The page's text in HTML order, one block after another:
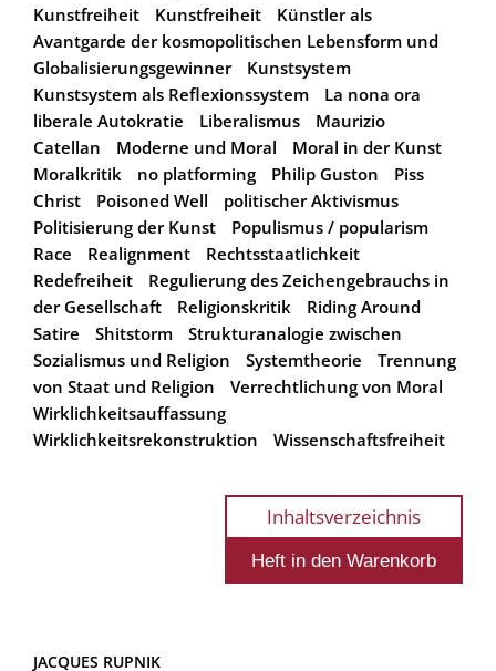
Kunstfreiheit
Kunstfreiheit
Künstler als
Avantgarde der kosmopolitischen Lebensform und
Globalisierungsgewinner
Kunstsystem
Kunstsystem als Reflexionssystem
La nona ora
liberale Autokratie
Liberalismus
Maurizio
Catellan
Moderne und Moral
Moral in der Kunst
Moralkritik
no platforming Philip Guston
Piss
Christ
Poisoned Well
politischer Aktivismus
Politisierung der Kunst
Populismus / popularism
Race
Realignment
Rechtsstaatlichkeit
Redefreiheit
Regulierung des Zeichengebrauchs in
der Gesellschaft
Religionskritik
Riding Around
Satire
Shitstorm
Strukturanalogie zwischen
Sozialismus und Religion
Systemtheorie
Trennung
von Staat und Religion
Verrechtlichung von Moral
Wirklichkeitsauffassung
Wirklichkeitsrekonstruktion
Wissenschaftsfreiheit
Inhaltsverzeichnis
JACQUES RUPNIK